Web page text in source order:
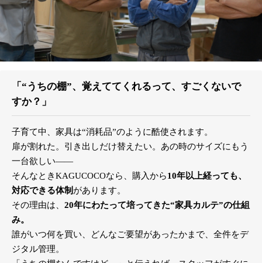
「“うちの棚”、覚えててくれるって、すごくないで
すか？」
子育て中、家具は“消耗品”のように酷使されます。
扉が割れた。引き出しだけ替えたい。あの時のサイズにもう
一台欲しい――
そんなときKAGUCOCOなら、購入から10年以上経っても、
対応できる体制 があります。
その理由は、 20年にわたって培ってきた“家具カルテ”の仕組
み。
誰がいつ何を買い、どんなご要望があったかまで、全件をデ
ジタル管理。